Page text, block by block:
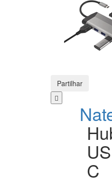
Partilhar
C